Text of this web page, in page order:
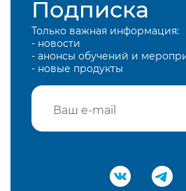
Подписка
Только важная информация:
- новости
- анонсы обучений и
- новые продукты